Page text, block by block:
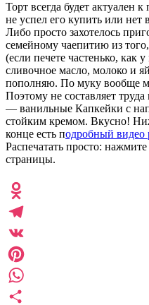
Торт всегда будет актуален
не успел его купить или нет
Либо просто захотелось
семейному чаепитию из
(если печете частенько, как
сливочное масло, молоко и
пополняю. По муку вообще
Поэтому не составляет
— ванильные Капкейки с
стойким кремом. Вкусно!
конце есть подробный видео
Распечатать просто:
страницы.